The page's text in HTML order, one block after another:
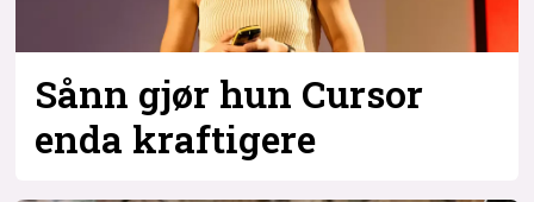
Sånn gjør hun Cursor
enda kraftigere